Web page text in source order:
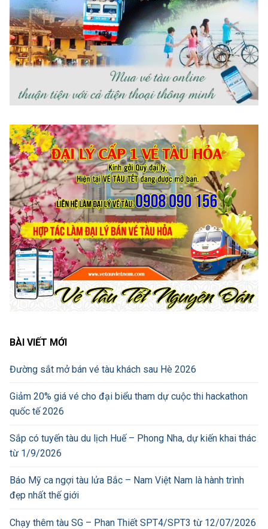
BÀI VIẾT MỚI
Đường sắt mở bán vé tàu khách sau Hè 2026
Giảm 20% giá vé cho đại biểu tham dự cuộc thi hackathon
quốc tế 2026
Sắp có tuyến tàu du lịch Huế – Phong Nha, dự kiến khai thác
từ 1/9/2026
Báo Mỹ ca ngợi tàu lửa Bắc – Nam Việt Nam là hành trình
đẹp nhất thế giới
Chạy thêm tàu SG – Phan Thiết SPT4/SPT3 từ 12/07/2026